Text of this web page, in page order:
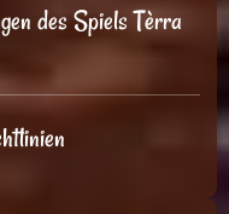
des Spiels Tèrra